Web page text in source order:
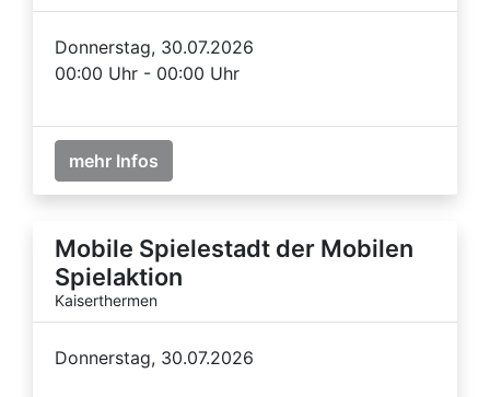
Donnerstag, 30.07.2026
00:00 Uhr - 00:00 Uhr
mehr Infos
Mobile Spielestadt der Mobilen
Spielaktion
Kaiserthermen
Donnerstag, 30.07.2026